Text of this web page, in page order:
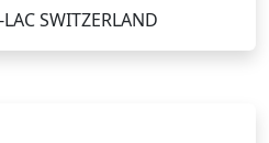
SWITZERLAND